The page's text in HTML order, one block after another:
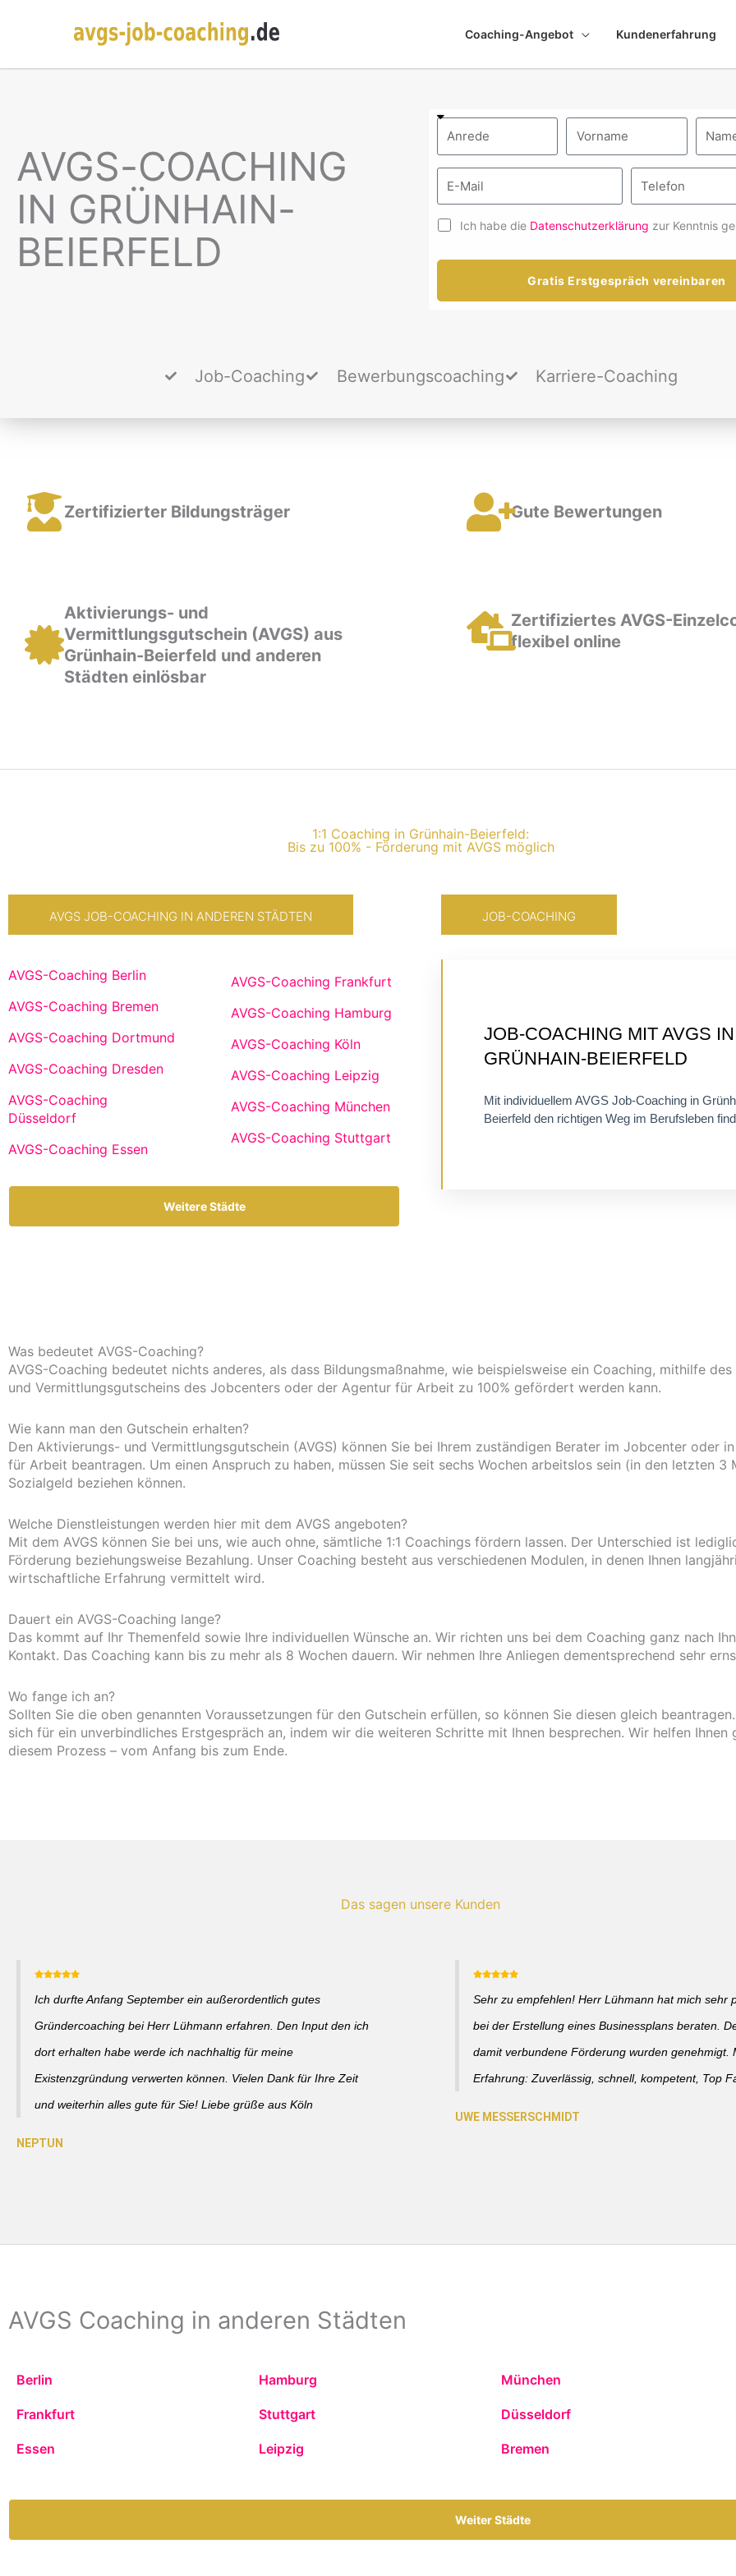
Coaching-Angebot Kundenerfahrung
AVGS-COACHING
IN GRÜNHAIN-
BEIERFELD
Ich habe die Datenschutzerklärung zur Kenntnis
Gratis Erstgespräch vereinbaren
Job-Coaching Bewerbungscoaching Karriere-Coaching
Zertifizierter Bildungsträger
Aktivierungs- und
Vermittlungsgutschein (AVGS) aus
Grünhain-Beierfeld und anderen
Städten einlösbar
Gute Bewertungen
Zertifiziertes AVGS-
flexibel online
1:1 Coaching in Grünhain-Beierfeld:
Bis zu 100% - Förderung mit AVGS möglich
AVGS JOB-COACHING IN ANDEREN STÄDTEN
AVGS-Coaching Berlin
AVGS-Coaching Bremen
AVGS-Coaching Dortmund
AVGS-Coaching Dresden
AVGS-Coaching
Düsseldorf
AVGS-Coaching Essen
AVGS-Coaching Frankfurt
AVGS-Coaching Hamburg
AVGS-Coaching Köln
AVGS-Coaching Leipzig
AVGS-Coaching München
AVGS-Coaching Stuttgart
Weitere Städte
JOB-COACHING
JOB-COACHING MIT AVGS IN
GRÜNHAIN-BEIERFELD
Mit individuellem AVGS Job-Coaching in
Beierfeld den richtigen Weg im Berufsleben
EINZELCOACHING
FLEXIBEL ONLINE
Was bedeutet AVGS-Coaching?
AVGS-Coaching bedeutet nichts anderes, als dass Bildungsmaßnahme, wie beispielsweise ein Coaching, mithilfe
und Vermittlungsgutscheins des Jobcenters oder der Agentur für Arbeit zu 100% gefördert werden kann.
Wie kann man den Gutschein erhalten?
Den Aktivierungs- und Vermittlungsgutschein (AVGS) können Sie bei Ihrem zuständigen Berater im Jobcenter oder
für Arbeit beantragen. Um einen Anspruch zu haben, müssen Sie seit sechs Wochen arbeitslos sein (in den letzten 3
Sozialgeld beziehen können.
Welche Dienstleistungen werden hier mit dem AVGS angeboten?
Mit dem AVGS können Sie bei uns, wie auch ohne, sämtliche 1:1 Coachings fördern lassen. Der Unterschied ist
Förderung beziehungsweise Bezahlung. Unser Coaching besteht aus verschiedenen Modulen, in denen Ihnen
wirtschaftliche Erfahrung vermittelt wird.
Dauert ein AVGS-Coaching lange?
Das kommt auf Ihr Themenfeld sowie Ihre individuellen Wünsche an. Wir richten uns bei dem Coaching ganz nach
Kontakt. Das Coaching kann bis zu mehr als 8 Wochen dauern. Wir nehmen Ihre Anliegen dementsprechend sehr
Wo fange ich an?
Sollten Sie die oben genannten Voraussetzungen für den Gutschein erfüllen, so können Sie diesen gleich
sich für ein unverbindliches Erstgespräch an, indem wir die weiteren Schritte mit Ihnen besprechen. Wir helfen Ihnen
diesem Prozess – vom Anfang bis zum Ende.
Das sagen unsere Kunden
Ich durfte Anfang September ein außerordentlich gutes
Gründercoaching bei Herr Lühmann erfahren. Den Input den ich
dort erhalten habe werde ich nachhaltig für meine
Existenzgründung verwerten können. Vielen Dank für Ihre Zeit
und weiterhin alles gute für Sie! Liebe grüße aus Köln
Sehr zu empfehlen! Herr Lühmann hat mich sehr
bei der Erstellung eines Businessplans beraten.
damit verbundene Förderung wurden genehmigt.
Erfahrung: Zuverlässig, schnell, kompetent, Top
AVGS Coaching in anderen Städten
Berlin Hamburg München
Frankfurt Stuttgart Düsseldorf
Essen Leipzig Bremen
Weiter Städte